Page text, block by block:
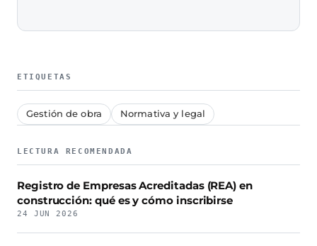
ETIQUETAS
Gestión de obra Normativa y legal
LECTURA RECOMENDADA
Registro de Empresas Acreditadas (REA) en
construcción: qué es y cómo inscribirse
24 JUN 2026